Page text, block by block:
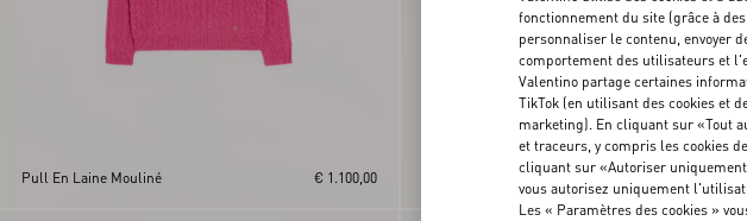
Pull En Laine Mouliné € 1.100,00 €
fonctionnement du site (grâce à
personnaliser le contenu, envoyer
comportement des utilisateurs et
Valentino partage certaines
TikTok (en utilisant des cookies et
marketing). En cliquant sur «Tout
et traceurs, y compris les cookies
cliquant sur «Autoriser
vous autorisez uniquement
Les « Paramètres des cookies »